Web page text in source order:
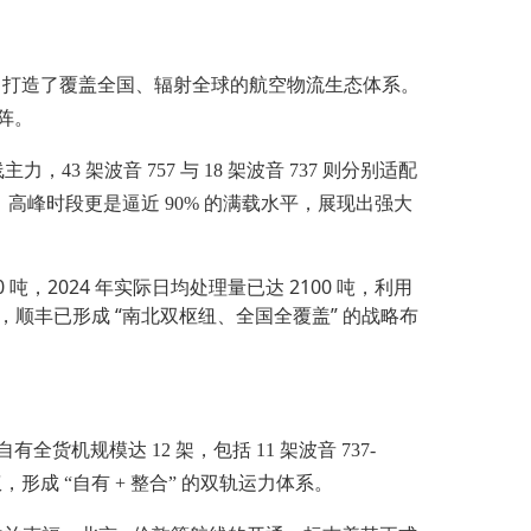
了覆盖全国、辐射全球的航空物流生态体系。
。
，43 架波音 757 与 18 架波音 737 则分别适配
峰时段更是逼近 90% 的满载水平，展现出强大
，2024 年实际日均处理量已达 2100 吨，利用
顺丰已形成 “南北双枢纽、全国全覆盖” 的战略布
全货机规模达 12 架，包括 11 架波音 737-
形成 “自有 + 整合” 的双轨运力体系。